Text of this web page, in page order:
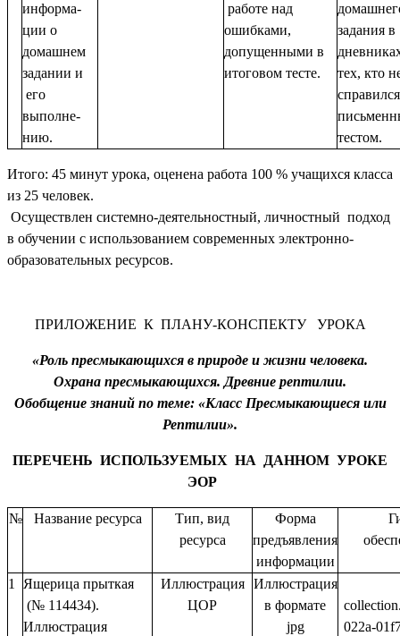
информа-
ции о
домашнем
задании и
его
выполне-
нию.
работе над
ошибками,
допущенными в
итоговом тесте.
задания в
тех, кто
тестом.
Итого: 45 минут урока, оценена работа 100 % учащихся класса
из 25 человек.
Осуществлен системно-деятельностный, личностный подход
в обучении с использованием современных электронно-
образовательных ресурсов.
ПРИЛОЖЕНИЕ К ПЛАНУ-КОНСПЕКТУ УРОКА
«Роль пресмыкающихся в природе и жизни человека.
Охрана пресмыкающихся. Древние рептилии.
Обобщение знаний по теме: «Класс Пресмыкающиеся или
Рептилии».
ПЕРЕЧЕНЬ ИСПОЛЬЗУЕМЫХ НА ДАННОМ УРОКЕ
ЭОР
№ Название ресурса
Тип, вид
ресурса
Форма
предъявления
информации
1
Ящерица прыткая
(№ 114434).
Иллюстрация
Иллюстрация
ЦОР
Иллюстрация
в формате
jpg
022a-